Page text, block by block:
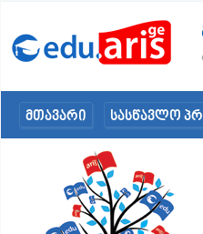
მთავარი სასწავლო